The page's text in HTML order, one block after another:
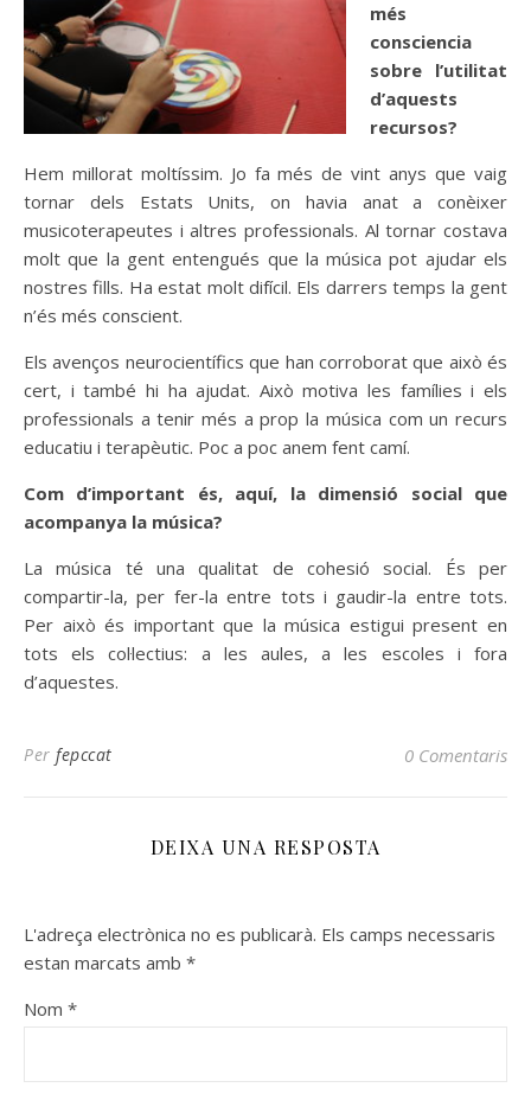
més
consciencia
sobre l’utilitat
d’aquests
recursos?
Hem millorat moltíssim. Jo fa més de vint anys que vaig
tornar dels Estats Units, on havia anat a conèixer
musicoterapeutes i altres professionals. Al tornar costava
molt que la gent entengués que la música pot ajudar els
nostres fills. Ha estat molt difícil. Els darrers temps la gent
n’és més conscient.
Els avenços neurocientífics que han corroborat que això és
cert, i també hi ha ajudat. Això motiva les famílies i els
professionals a tenir més a prop la música com un recurs
educatiu i terapèutic. Poc a poc anem fent camí.
Com d’important és, aquí, la dimensió social que
acompanya la música?
La música té una qualitat de cohesió social. És per
compartir-la, per fer-la entre tots i gaudir-la entre tots.
Per això és important que la música estigui present en
tots els col·lectius: a les aules, a les escoles i fora
d’aquestes.
Per fepccat 0 Comentaris
DEIXA UNA RESPOSTA
L'adreça electrònica no es publicarà. Els camps necessaris
estan marcats amb *
Nom *